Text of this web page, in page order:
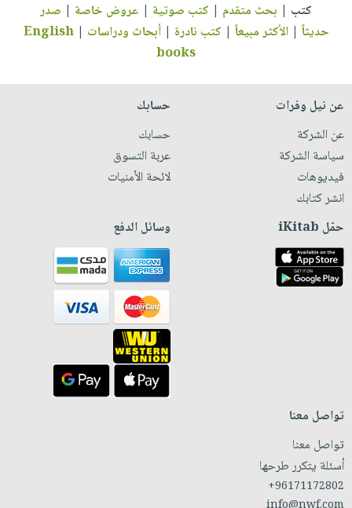
كتب | بحث متقدم | كتب صوتية | عروض خاصة | صدر
حديثاً |الأكثر مبيعاً | كتب نادرة |أبحاث ودراسات |
English
books
عن نيل وفرات
عن الشركة
سياسة الشركة
فيديوهات
انشر كتابك
حسابك
حسابك
عربة التسوق
لائحة الأمنيات
حمّل iKitab وسائل الدفع
تواصل معنا
تواصل معنا
أسئلة يتكرر طرحها
+96171172802